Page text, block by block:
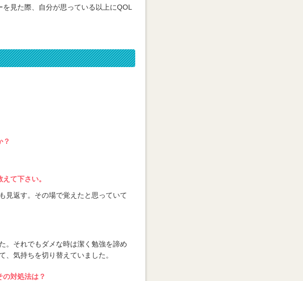
見た際、自分が思っている以上にQOL
？
て下さい。
見返す。その場で覚えたと思っていて
。それでもダメな時は潔く勉強を諦め
気持ちを切り替えていました。
対処法は？